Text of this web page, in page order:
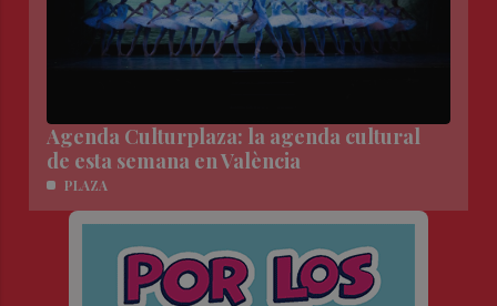
Agenda Culturplaza: la agenda cultural
de esta semana en València
PLAZA